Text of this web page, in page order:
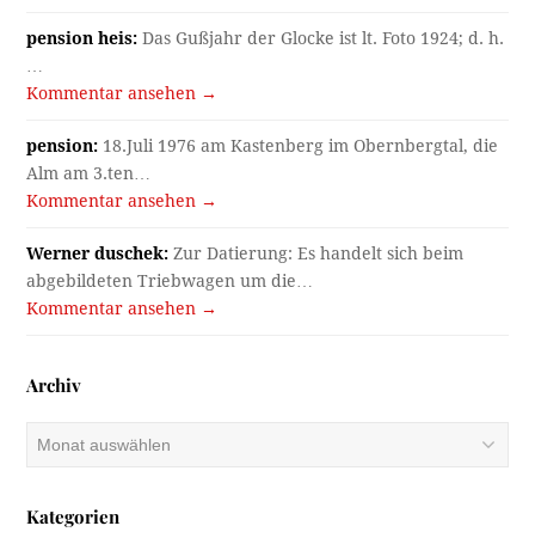
pension heis: Das Gußjahr der Glocke ist lt. Foto 1924; d. h.
Kommentar ansehen →
pension: 18.Juli 1976 am Kastenberg im Obernbergtal, die
Alm am 3.ten…
Kommentar ansehen →
Werner duschek: Zur Datierung: Es handelt sich beim
abgebildeten Triebwagen um die…
Kommentar ansehen →
Archiv
Kategorien